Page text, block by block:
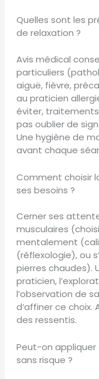
Quelles sont les
de relaxation ?
Avis médical
particuliers
aiguë, fièvre,
au praticien
éviter,
pas oublier de
Une hygiène de
avant chaque
Comment choisir
ses besoins ?
Cerner ses
musculaires
mentalement
(réflexologie), ou
pierres chaudes).
praticien,
l’observation de
d’affiner ce
des ressentis.
Peut-on
sans risque ?